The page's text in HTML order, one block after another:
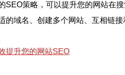
SEO策略，可以提升您的网站在
的域名、创建多个网站、互相链
提升您的网站SEO